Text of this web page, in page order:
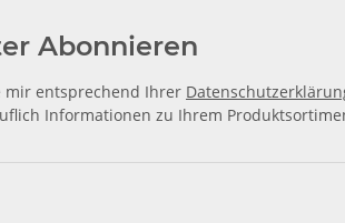
Abonnieren
mir entsprechend Ihrer
Informationen zu Ihrem